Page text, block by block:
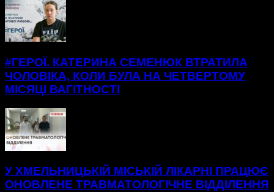
#ГЕРОЇ. КАТЕРИНА СЕМЕНЮК ВТРАТИЛА
ЧОЛОВІКА, КОЛИ БУЛА НА ЧЕТВЕРТОМУ
МІСЯЦІ ВАГІТНОСТІ
У ХМЕЛЬНИЦЬКІЙ МІСЬКІЙ ЛІКАРНІ ПРАЦЮЄ
ОНОВЛЕНЕ ТРАВМАТОЛОГІЧНЕ ВІДДІЛЕННЯ